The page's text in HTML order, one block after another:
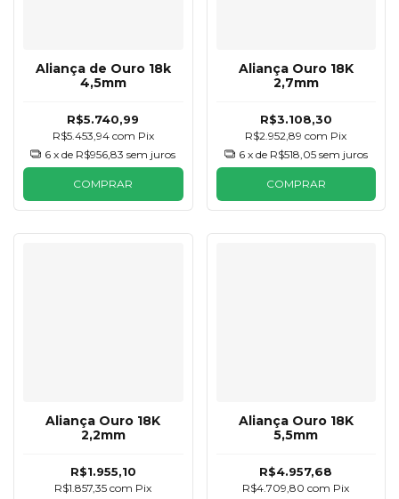
Aliança de Ouro 18k
4,5mm
R$5.740,99
R$5.453,94 com Pix
6 x de R$956,83 sem juros
COMPRAR
Aliança Ouro 18K
2,7mm
R$3.108,30
R$2.952,89com Pix
6 x de R$518,05 sem juros
COMPRAR
Aliança Ouro 18K
2,2mm
R$1.955,10
R$1.857,35com Pix
Aliança Ouro 18K
5,5mm
R$4.957,68
R$4.709,80com Pix